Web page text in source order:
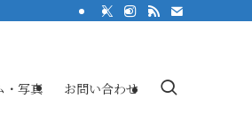
・写真 お問い合わせ